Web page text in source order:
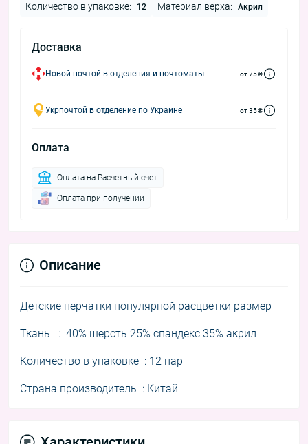
Количество в упаковке: 12 Материал верха: Акрил
Доставка
Новой почтой в отделения и почтоматы от 75 ₴
Укрпочтой в отделение по Украине от 35 ₴
Оплата
Оплата на Расчетный счет
Оплата при получении
Описание
Детские перчатки популярной расцветки размер
Ткань : 40% шерсть 25% спандекс 35% акрил
Количество в упаковке : 12 пар
Страна производитель : Китай